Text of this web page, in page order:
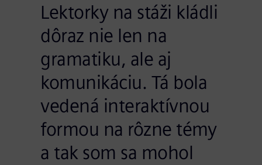
Lektorky na stáži kládli
dôraz nie len na
gramatiku, ale aj
komunikáciu. Tá bola
vedená interaktívnou
formou na rôzne témy
a tak som sa mohol